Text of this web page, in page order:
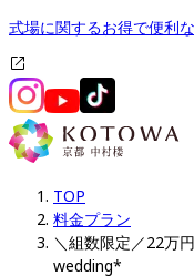
式場に関するお得で便利
TOP
料金プラン
＼組数限定／22万
wedding*